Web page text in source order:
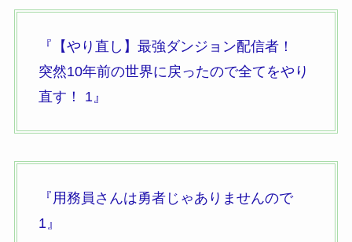
『【やり直し】最強ダンジョン配信者！
突然10年前の世界に戻ったので全てをやり
直す！
1』
『用務員さんは勇者じゃありませんので
1』